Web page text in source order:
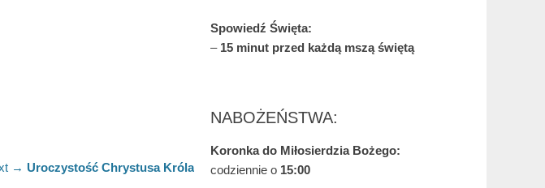
→ Next
Uroczystość Chrystusa Króla
Spowiedź Święta:
– 15 minut przed każdą mszą świętą
NABOŻEŃSTWA:
Koronka do Miłosierdzia Bożego:
codziennie o 15:00